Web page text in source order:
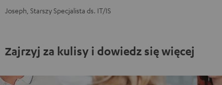
Joseph, Starszy Specjalista ds. IT/IS
Zajrzyj za kulisy i dowiedz się więcej